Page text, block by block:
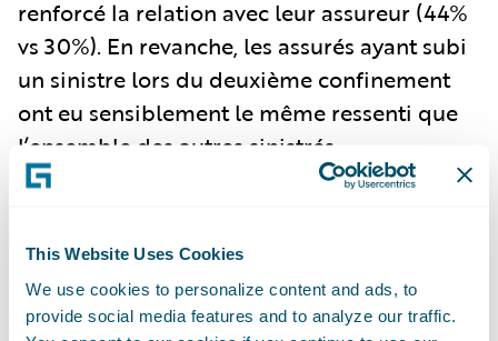
This Website Uses Cookies
We use cookies to personalize content and ads, to
provide social media features and to analyze our traffic.
renforcé la relation avec leur assureur (44%
vs 30%). En revanche, les assurés ayant subi
un sinistre lors du deuxième confinement
ont eu sensiblement le même ressenti que
l’ensemble des autres sinistrés.
"La survenue d’un sinistre est toujours un
assurés avec leur assureur : le défaut de
gestion lors d’un sinistre arrive largement en
tête des raisons pouvant inciter un assuré à